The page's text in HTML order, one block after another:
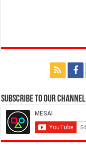
Subscribe to our Channel